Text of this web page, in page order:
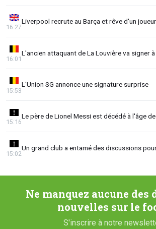
Liverpool recrute au Barça et rêve d'un
16:27
L'ancien attaquant de La Louvière va signer à
16:01
L'Union SG annonce une signature surprise
15:53
Le père de Lionel Messi est décédé à l'âge
15:16
Un grand club a entamé des discussions
15:02
Ne manquez aucune des
nouvelles sur le
S'inscrire à notre